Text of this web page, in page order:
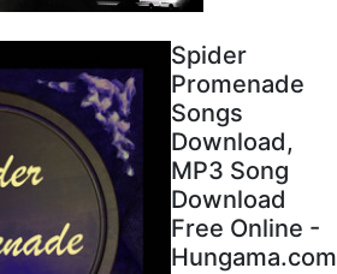
Spider
Promenade
Songs
Download,
MP3 Song
Download
Free Online -
Hungama.com